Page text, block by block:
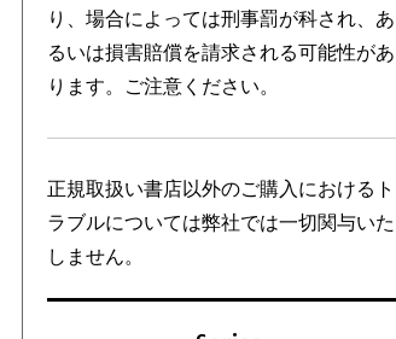
り、場合によっては刑事罰が科され、あ
るいは損害賠償を請求される可能性があ
ります。ご注意ください。
正規取扱い書店以外のご購入におけるト
ラブルについては弊社では一切関与いた
しません。